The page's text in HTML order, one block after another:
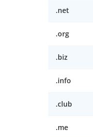
.net
.org
.biz
.info
.club
.me